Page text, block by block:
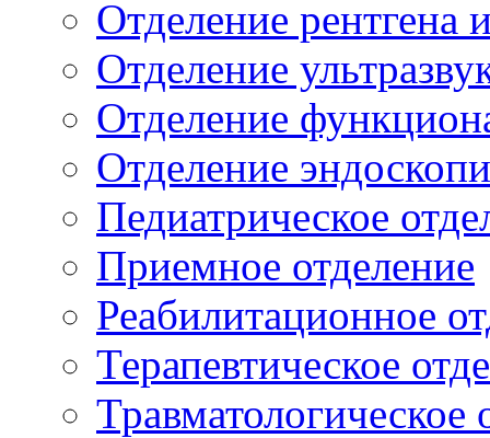
Отделение рентгена
Отделение
Отделение
Отделение
Педиатрическое
Приемное отделение
Реабилитационное
Терапевтическое
Травматологическое